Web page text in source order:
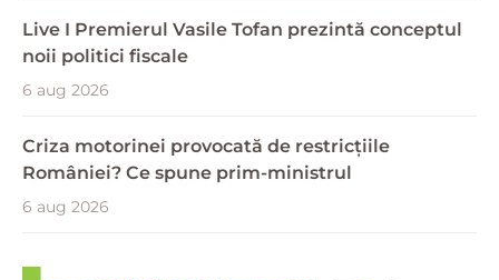
Live I Premierul Vasile Tofan prezintă conceptul
noii politici fiscale
6 aug 2026
Criza motorinei provocată de restricțiile
României? Ce spune prim-ministrul
6 aug 2026